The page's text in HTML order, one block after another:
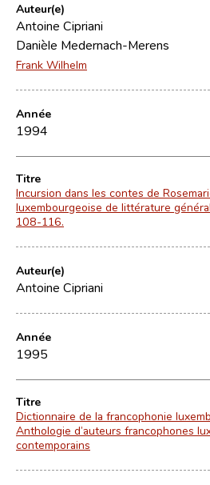
Auteur(e)
Antoine Cipriani
Danièle Medernach-Merens
Frank Wilhelm
Année
1994
Titre
Incursion dans les contes de
luxembourgeoise de littérature
108-116.
Auteur(e)
Antoine Cipriani
Année
1995
Titre
Dictionnaire de la francophonie
Anthologie d’auteurs francophones
contemporains